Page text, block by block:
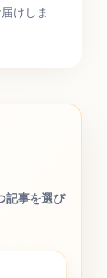
けしま
記事を選び